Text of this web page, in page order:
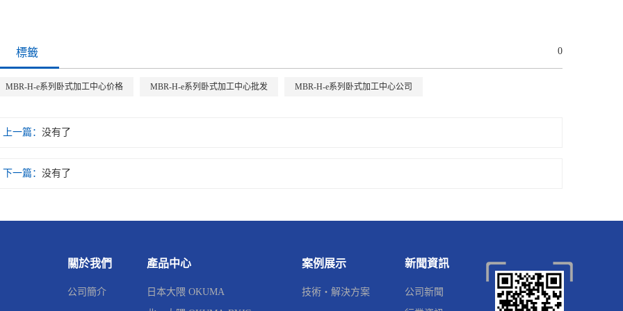
標籤 0
MBR-H-e系列卧式加工中心价格 MBR-H-e系列卧式加工中心批发 MBR-H-e系列卧式加工中心公司
上一篇： 没有了
下一篇： 没有了
關於我們
公司簡介
產品中心
日本大隈 OKUMA
案例展示
技術・解決方案
新聞資訊
公司新聞